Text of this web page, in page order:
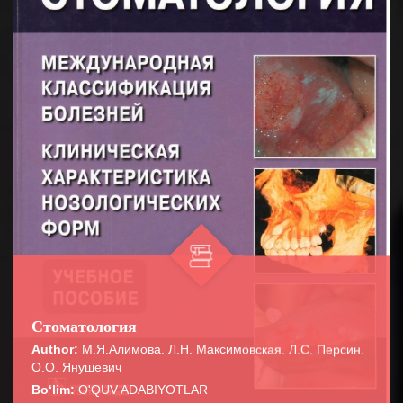
Стоматология
Author: М.Я.Алимова. Л.Н. Максимовская. Л.С. Персин.
О.О. Янушевич
Bo‘lim: O'QUV ADABIYOTLAR